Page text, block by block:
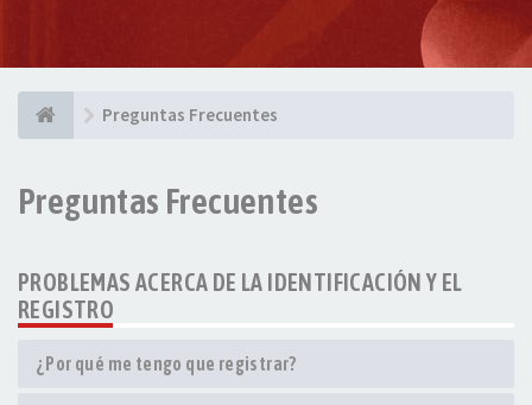
Preguntas Frecuentes
Preguntas Frecuentes
PROBLEMAS ACERCA DE LA IDENTIFICACIÓN Y EL
REGISTRO
¿Por qué me tengo que registrar?